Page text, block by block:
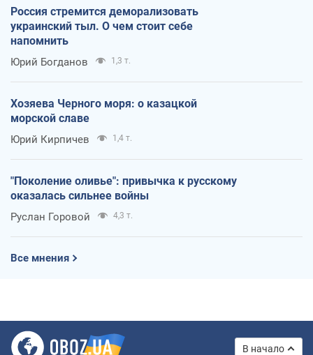
Россия стремится деморализовать
украинский тыл. О чем стоит себе
напомнить
Юрий Богданов 1,3 т.
Хозяева Черного моря: о казацкой
морской славе
Юрий Кирпичев 1,4 т.
"Поколение оливье": привычка к русскому
оказалась сильнее войны
Руслан Горовой 4,3 т.
Все мнения
В начало